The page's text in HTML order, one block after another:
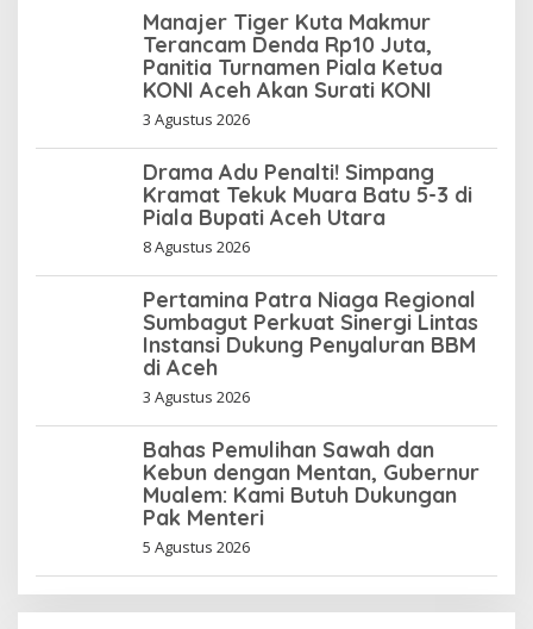
Manajer Tiger Kuta Makmur
Terancam Denda Rp10 Juta,
Panitia Turnamen Piala Ketua
KONI Aceh Akan Surati KONI
3 Agustus 2026
Drama Adu Penalti! Simpang
Kramat Tekuk Muara Batu 5-3 di
Piala Bupati Aceh Utara
8 Agustus 2026
Pertamina Patra Niaga Regional
Sumbagut Perkuat Sinergi Lintas
Instansi Dukung Penyaluran BBM
di Aceh
3 Agustus 2026
Bahas Pemulihan Sawah dan
Kebun dengan Mentan, Gubernur
Mualem: Kami Butuh Dukungan
Pak Menteri
5 Agustus 2026